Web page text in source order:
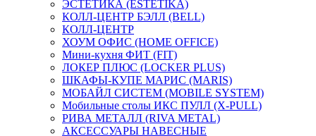
ЭСТЕТИКА (ESTETIKA)
КОЛЛ-ЦЕНТР БЭЛЛ (BELL)
КОЛЛ-ЦЕНТР
ХОУМ ОФИС (HOME OFFICE)
Мини-кухня ФИТ (FIT)
ЛОКЕР ПЛЮС (LOCKER PLUS)
ШКАФЫ-КУПЕ МАРИС (MARIS)
МОБАЙЛ СИСТЕМ (MOBILE SYSTEM)
Мобильные столы ИКС ПУЛЛ (X-PULL)
РИВА МЕТАЛЛ (RIVA METAL)
АКСЕССУАРЫ НАВЕСНЫЕ